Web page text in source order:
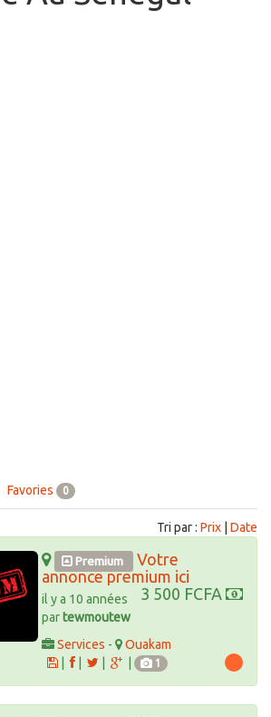
Favories 0
Tri par : Prix Date
Premium
Votre
annonce premium ici
3 500 FCFA
il y a 10 années
partewmoutew
Services -
Ouakam
|
1